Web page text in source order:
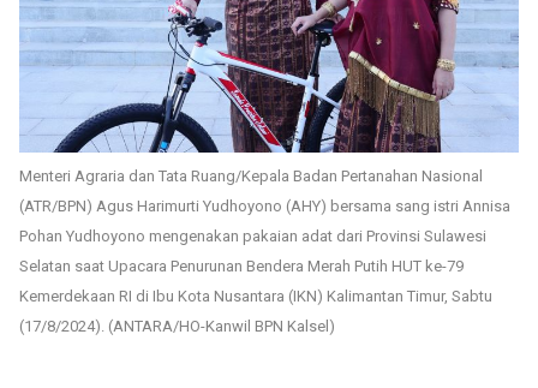
Menteri Agraria dan Tata Ruang/Kepala Badan Pertanahan Nasional
(ATR/BPN) Agus Harimurti Yudhoyono (AHY) bersama sang istri Annisa
Pohan Yudhoyono mengenakan pakaian adat dari Provinsi Sulawesi
Selatan saat Upacara Penurunan Bendera Merah Putih HUT ke-79
Kemerdekaan RI di Ibu Kota Nusantara (IKN) Kalimantan Timur, Sabtu
(17/8/2024). (ANTARA/HO-Kanwil BPN Kalsel)